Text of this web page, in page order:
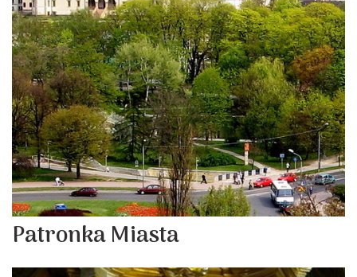
Patronka Miasta